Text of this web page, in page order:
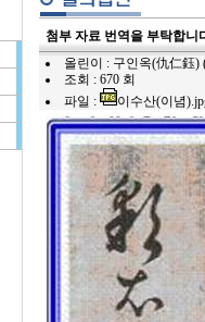
첨부 자료 번역을 부탁합니
올린이 : 구인옥(仇仁鈺)
조회 : 670 회
파일 :
이수산(이념